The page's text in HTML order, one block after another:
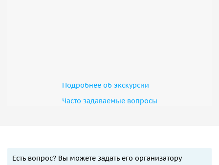
Подробнее об экскурсии
Часто задаваемые вопросы
Есть вопрос? Вы можете задать его организатору